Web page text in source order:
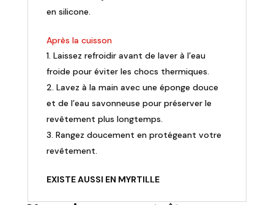
en silicone.
Après la cuisson
Laissez refroidir avant de laver à l’eau
froide pour éviter les chocs thermiques.
Lavez à la main avec une éponge douce
et de l’eau savonneuse pour préserver le
revêtement plus longtemps.
Rangez doucement en protégeant votre
revêtement.
EXISTE AUSSI EN MYRTILLE